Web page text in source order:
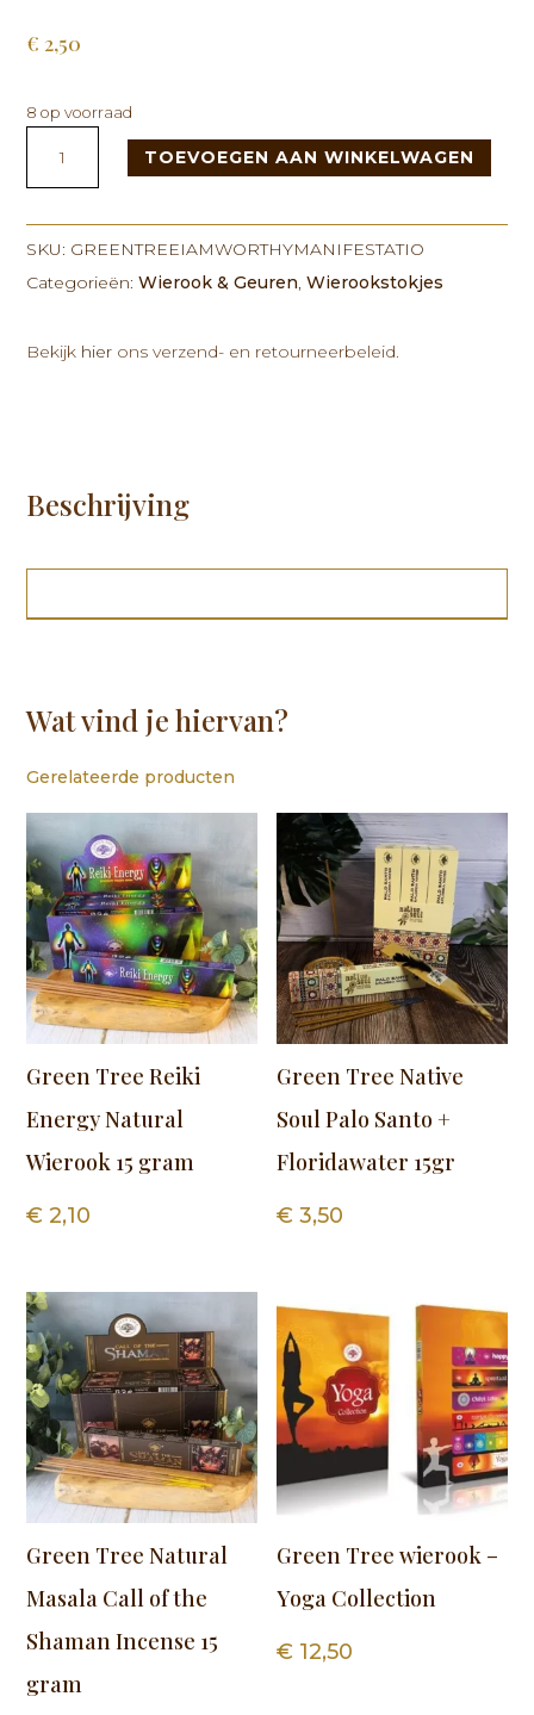
€ 2,50
8 op voorraad
I
am
Worthy
Manifestation
aantal
TOEVOEGEN AAN WINKELWAGEN
SKU: GREENTREEIAMWORTHYMANIFESTATIO
Categorieën:Wierook & Geuren,Wierookstokjes
Bekijk hier ons verzend- en retourneerbeleid.
Beschrijving
Wat vind je hiervan?
Gerelateerde producten
Green Tree Reiki
Energy Natural
Wierook 15 gram
€ 2,10
Green Tree Native
Soul Palo Santo +
Floridawater 15gr
€ 3,50
Green Tree Natural
Masala Call of the
Shaman Incense 15
gram
Green Tree wierook –
Yoga Collection
€ 12,50